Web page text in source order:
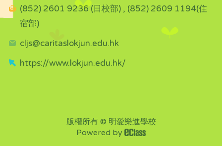
(852) 2601 9236 (日校部) , (852) 2609 1194(住
宿部)
cljs@caritaslokjun.edu.hk
https://www.lokjun.edu.hk/
版權所有 © 明愛樂進學校
Powered by